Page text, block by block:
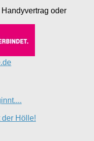
oder
der Hölle!